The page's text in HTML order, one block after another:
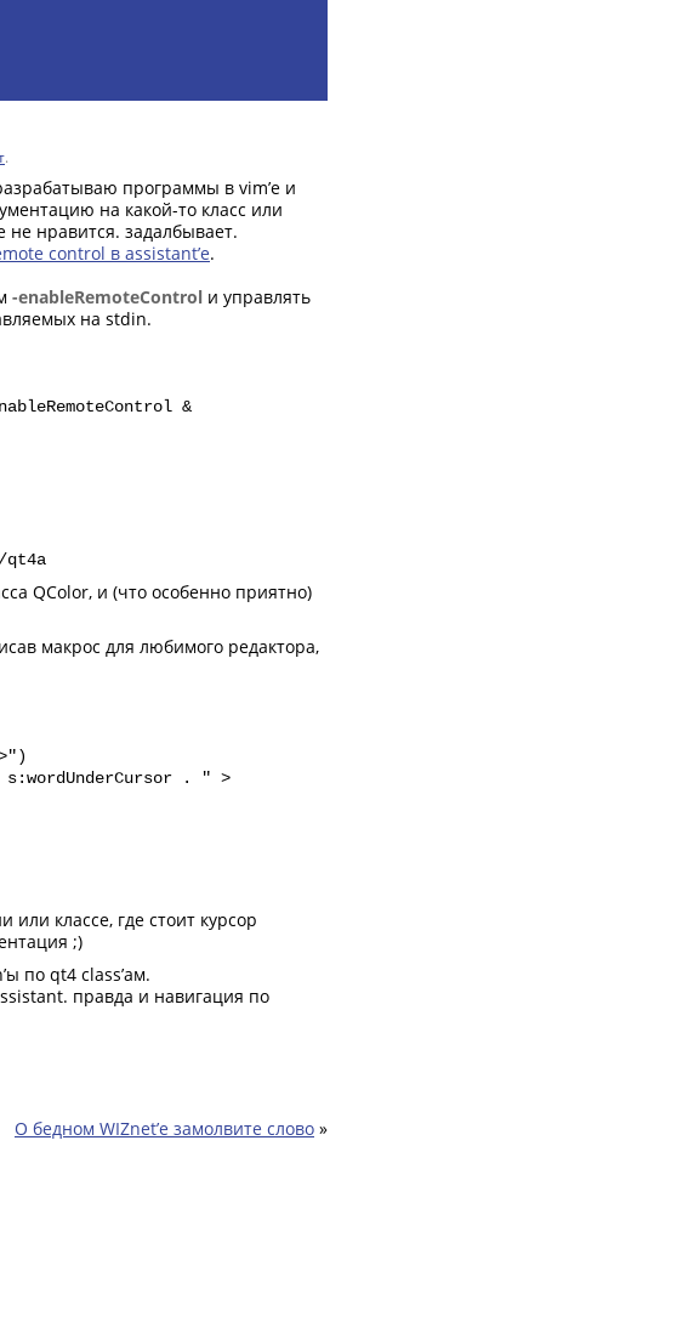
.
программы в vim’e и
на какой-то класс или
нравится. задалбывает.
control в assistant’e.
-enableRemoteControl и управлять
на stdin.
&
qt4a
QColor, и (что особенно приятно)
макрос для любимого редактора,
. " >
или классе, где стоит курсор
;)
по qt4 class’ам.
правда и навигация по
О бедном WIZnet’e замолвите слово »